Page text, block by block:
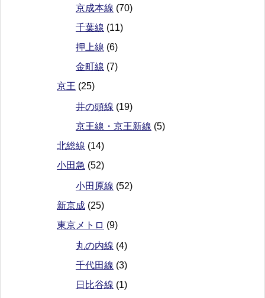
京成本線 (70)
千葉線 (11)
押上線 (6)
金町線 (7)
京王 (25)
井の頭線 (19)
京王線・京王新線 (5)
北総線 (14)
小田急 (52)
小田原線 (52)
新京成 (25)
東京メトロ (9)
丸の内線 (4)
千代田線 (3)
日比谷線 (1)